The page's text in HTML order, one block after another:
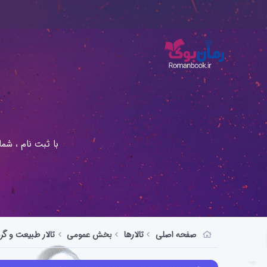
با ثبت نام ،
صفحه اصلی تالارها بخش عمومی تالار طبیعت و